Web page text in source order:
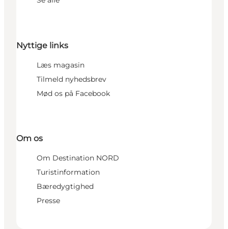
Nyttige links
Læs magasin
Tilmeld nyhedsbrev
Mød os på Facebook
Om os
Om Destination NORD
Turistinformation
Bæredygtighed
Presse